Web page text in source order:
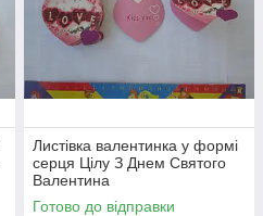
Листівка валентинка у формі
серця Цілу З Днем Святого
Валентина
Готово до відправки